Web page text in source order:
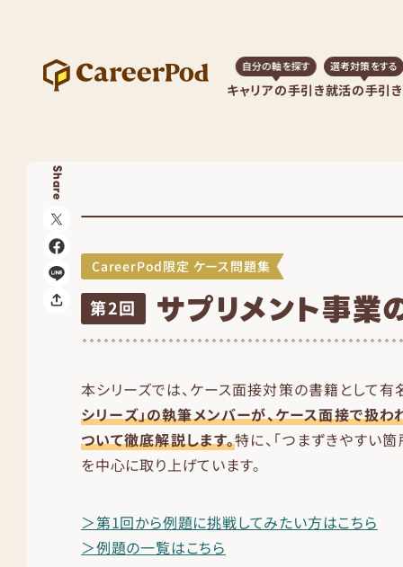
キャリアの手引き
自分の軸を探す
就活の手引き
選考対策をする
Share
CareerPod限定 ケース問題集
第2回 サプリメント事業
本シリーズでは、ケース面接対策の書籍として有
シリーズ」の執筆メンバーが、ケース面接で扱
ついて徹底解説します。特に、「つまずきやすい
を中心に取り上げています。
＞第1回から例題に挑戦してみたい方はこちら
＞例題の一覧はこちら